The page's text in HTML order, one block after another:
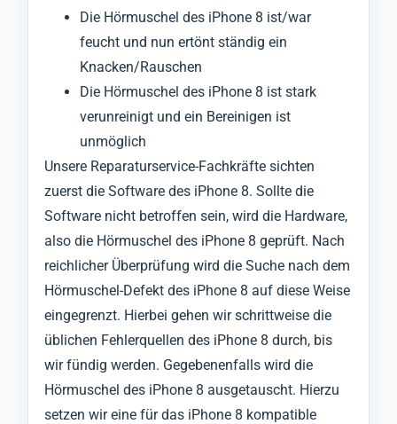
Die Hörmuschel des iPhone 8 ist/war
feucht und nun ertönt ständig ein
Knacken/Rauschen
Die Hörmuschel des iPhone 8 ist stark
verunreinigt und ein Bereinigen ist
unmöglich
Unsere Reparaturservice-Fachkräfte sichten
zuerst die Software des iPhone 8. Sollte die
Software nicht betroffen sein, wird die Hardware,
also die Hörmuschel des iPhone 8 geprüft. Nach
reichlicher Überprüfung wird die Suche nach dem
Hörmuschel-Defekt des iPhone 8 auf diese Weise
eingegrenzt. Hierbei gehen wir schrittweise die
üblichen Fehlerquellen des iPhone 8 durch, bis
wir fündig werden. Gegebenenfalls wird die
Hörmuschel des iPhone 8 ausgetauscht. Hierzu
setzen wir eine für das iPhone 8 kompatible